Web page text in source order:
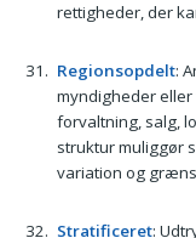
rettigheder, der
Regionsopdelt:
myndigheder
forvaltning, salg,
struktur muliggør
variation og
Stratificeret: